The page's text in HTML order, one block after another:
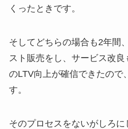
くったときです。
そしてどちらの場合も2年間
スト販売をし、サービス改
のLTV向上が確信できたので
す。
そのプロセスをないがしろ